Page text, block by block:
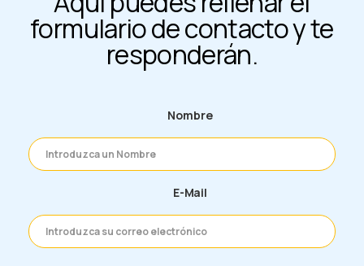
formulario de contacto y te
responderán.
Nombre
E-Mail